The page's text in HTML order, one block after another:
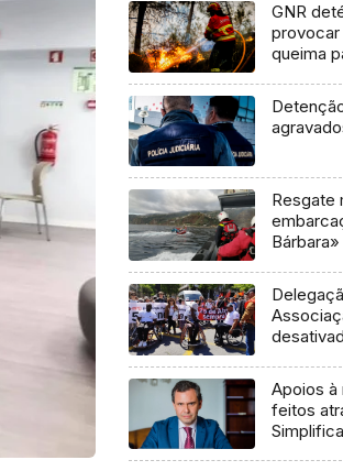
GNR
queima
Resgate
Bárbara»
Apoios à
feitos